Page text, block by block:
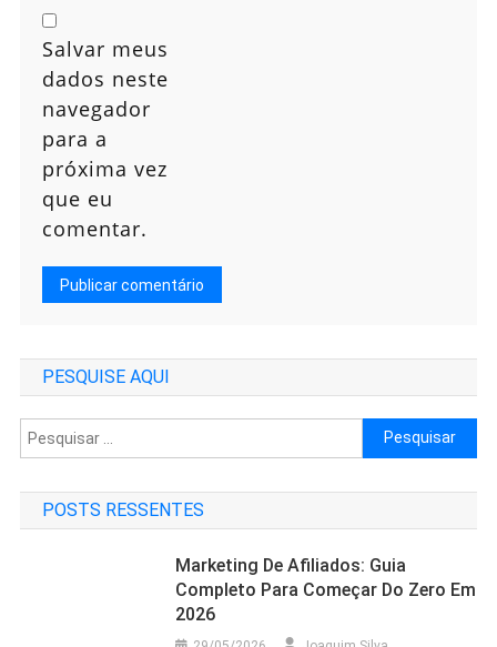
Salvar meus
dados neste
navegador
para a
próxima vez
que eu
comentar.
PESQUISE AQUI
Pesquisar
por:
POSTS RESSENTES
Marketing De Afiliados: Guia
Completo Para Começar Do Zero Em
2026